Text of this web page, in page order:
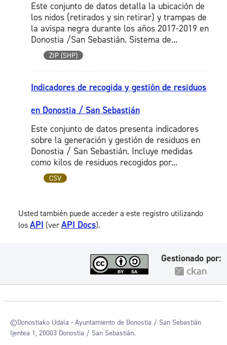
Este conjunto de datos detalla la ubicación de
los nidos (retirados y sin retirar) y trampas de
la avispa negra durante los años 2017-2019 en
Donostia /San Sebastián. Sistema de...
ZIP (SHP)
Indicadores de recogida y gestión de residuos
en Donostia / San Sebastián
Este conjunto de datos presenta indicadores
sobre la generación y gestión de residuos en
Donostia / San Sebastián. Incluye medidas
como kilos de residuos recogidos por...
CSV
Usted también puede acceder a este registro utilizando
los API (verAPI Docs).
Gestionado por:
©Donostiako Udala - Ayuntamiento de Donostia / San Sebastián
Ijentea 1, 20003 Donostia / San Sebastián.